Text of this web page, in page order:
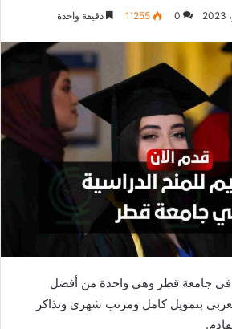
0 1٬255 دقيقة واحدة
في جامعة قطر وهي واحدة من أفضل
بتمويل كامل ومرتب شهري وتذاكر